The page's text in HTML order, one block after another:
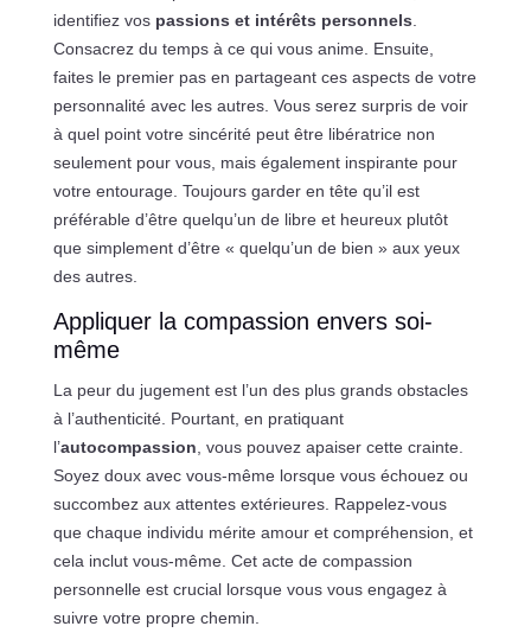
identifiez vos passions et intérêts personnels
Consacrez du temps à ce qui vous anime. Ensuite,
faites le premier pas en partageant ces aspects de votre
personnalité avec les autres. Vous serez surpris de voir
à quel point votre sincérité peut être libératrice non
seulement pour vous, mais également inspirante pour
votre entourage. Toujours garder en tête qu’il est
préférable d’être quelqu’un de libre et heureux plutôt
que simplement d’être « quelqu’un de bien » aux yeux
des autres.
Appliquer la compassion envers soi-
même
La peur du jugement est l’un des plus grands obstacles
à l’authenticité. Pourtant, en pratiquant
l’autocompassion , vous pouvez apaiser cette crainte.
Soyez doux avec vous-même lorsque vous échouez ou
succombez aux attentes extérieures. Rappelez-vous
que chaque individu mérite amour et compréhension, et
cela inclut vous-même. Cet acte de compassion
personnelle est crucial lorsque vous vous engagez à
suivre votre propre chemin.